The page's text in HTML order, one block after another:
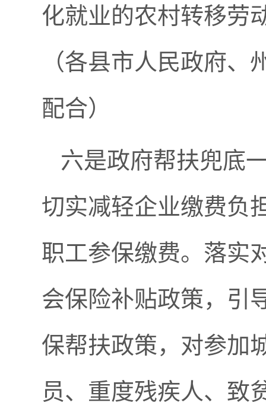
化就业的农村转移劳
（各县市人民政府
配合）
六是政府帮扶兜底
切实减轻企业缴费负
职工参保缴费。落实
会保险补贴政策，引
保帮扶政策，对参加
员、重度残疾人、致